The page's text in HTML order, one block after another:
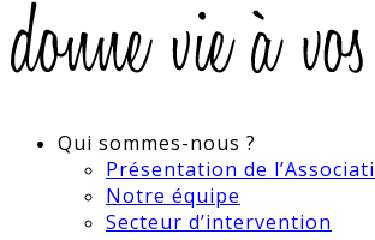
Qui sommes-nous ?
Présentation de
Notre équipe
Secteur d’intervention